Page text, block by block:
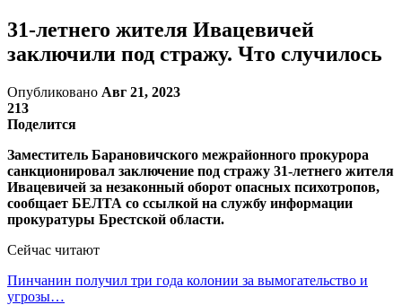
31-летнего жителя Ивацевичей
заключили под стражу. Что случилось
Опубликовано Авг 21, 2023
213
Поделится
Заместитель Барановичского межрайонного прокурора
санкционировал заключение под стражу 31-летнего жителя
Ивацевичей за незаконный оборот опасных психотропов,
сообщает БЕЛТА со ссылкой на службу информации
прокуратуры Брестской области.
Сейчас читают
Пинчанин получил три года колонии за вымогательство и
угрозы…